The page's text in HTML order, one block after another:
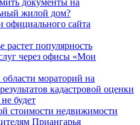
жилой дом?
официального сайта
растет популярность
через офисы «Мои
мораторий на
кадастровой оценки
будет
стоимости недвижимости
Приангарья